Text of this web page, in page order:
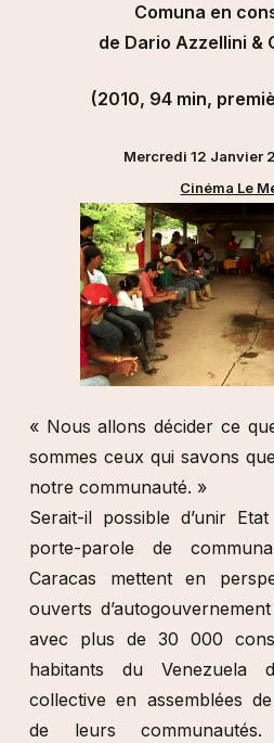
Comuna en
de Dario Azzellini &
(2010, 94 min,
Mercredi 12 Janvier
Cinéma Le
« Nous allons décider ce
sommes ceux qui savons
notre communauté. »
Serait-il possible d’unir
porte-parole de
Caracas mettent en
ouverts
avec plus de 30 000
habitants du Venezuela
collective en assemblées
de leurs